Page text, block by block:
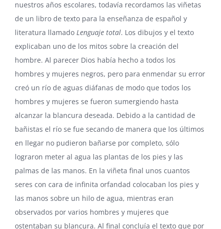
nuestros años escolares, todavía recordamos las viñetas
de un libro de texto para la enseñanza de español y
literatura llamado Lenguaje total. Los dibujos y el texto
explicaban uno de los mitos sobre la creación del
hombre. Al parecer Dios había hecho a todos los
hombres y mujeres negros, pero para enmendar su error
creó un río de aguas diáfanas de modo que todos los
hombres y mujeres se fueron sumergiendo hasta
alcanzar la blancura deseada. Debido a la cantidad de
bañistas el río se fue secando de manera que los últimos
en llegar no pudieron bañarse por completo, sólo
lograron meter al agua las plantas de los pies y las
palmas de las manos. En la viñeta final unos cuantos
seres con cara de infinita orfandad colocaban los pies y
las manos sobre un hilo de agua, mientras eran
observados por varios hombres y mujeres que
ostentaban su blancura. Al final concluía el texto que por